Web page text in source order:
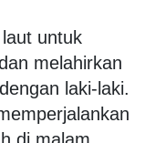
untuk
melahirkan
laki-laki.